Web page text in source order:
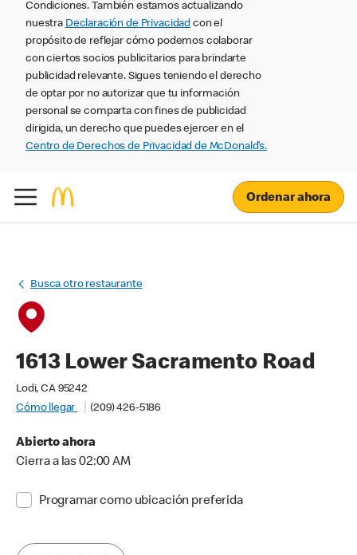
Condiciones. También estamos actualizando
nuestra Declaración de Privacidad con el
propósito de reflejar cómo podemos colaborar
con ciertos socios publicitarios para brindarte
publicidad relevante. Sigues teniendo el derecho
de optar por no autorizar que tu información
personal se comparta con fines de publicidad
dirigida, un derecho que puedes ejercer en el
Centro de Derechos de Privacidad de McDonald’s.
Ordenar ahora
Busca otro restaurante
1613 Lower Sacramento Road
Lodi, CA 95242
Cómo llegar
(209) 426-5186
Abierto ahora
Cierra a las 02:00 AM
Programar como ubicación preferida